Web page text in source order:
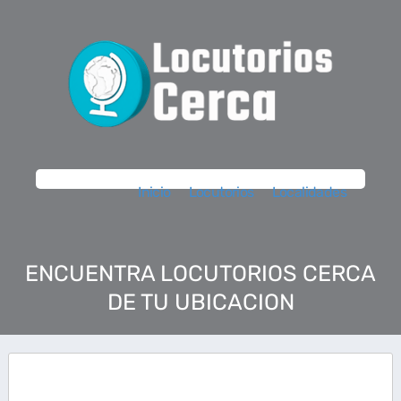
Inicio Locutorios Localidades
ENCUENTRA LOCUTORIOS CERCA
DE TU UBICACION